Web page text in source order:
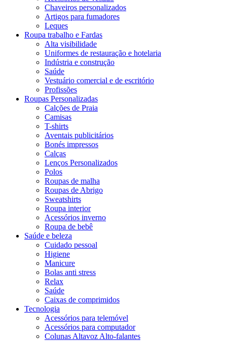
Chaveiros personalizados
Artigos para fumadores
Leques
Roupa trabalho e Fardas
Alta visibilidade
Uniformes de restauração e hotelaria
Indústria e construção
Saúde
Vestuário comercial e de escritório
Profissões
Roupas Personalizadas
Calções de Praia
Camisas
T-shirts
Aventais publicitários
Bonés impressos
Calças
Lenços Personalizados
Polos
Roupas de malha
Roupas de Abrigo
Sweatshirts
Roupa interior
Acessórios inverno
Roupa de bebê
Saúde e beleza
Cuidado pessoal
Higiene
Manicure
Bolas anti stress
Relax
Saúde
Caixas de comprimidos
Tecnologia
Acessórios para telemóvel
Acessórios para computador
Colunas Altavoz Alto-falantes